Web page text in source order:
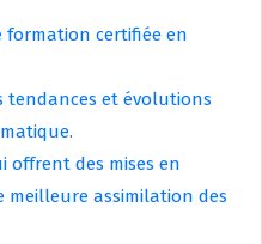
formation certifiée en
tendances et évolutions
offrent des mises en
assimilation des